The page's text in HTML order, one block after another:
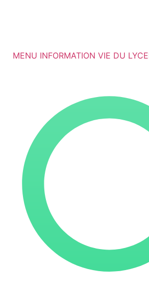
MENU INFORMATION VIE DU